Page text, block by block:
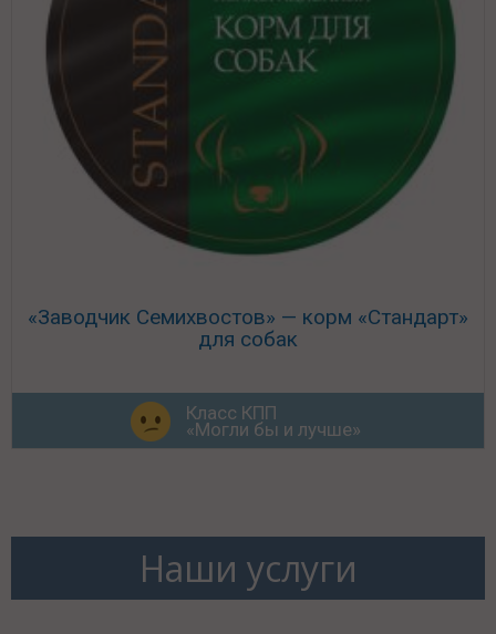
«Заводчик Семихвостов» — корм «Стандарт»
для собак
Класс КПП
«Могли бы и лучше»
Наши услуги